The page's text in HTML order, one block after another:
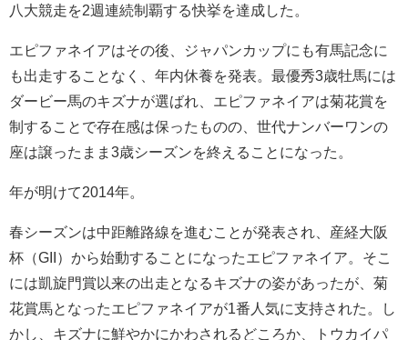
八大競走を2週連続制覇する快挙を達成した。
エピファネイアはその後、ジャパンカップにも有馬記念に
も出走することなく、年内休養を発表。最優秀3歳牡馬には
ダービー馬のキズナが選ばれ、エピファネイアは菊花賞を
制することで存在感は保ったものの、世代ナンバーワンの
座は譲ったまま3歳シーズンを終えることになった。
年が明けて2014年。
春シーズンは中距離路線を進むことが発表され、産経大阪
杯（GII）から始動することになったエピファネイア。そこ
には凱旋門賞以来の出走となるキズナの姿があったが、菊
花賞馬となったエピファネイアが1番人気に支持された。し
かし、キズナに鮮やかにかわされるどころか、トウカイパ